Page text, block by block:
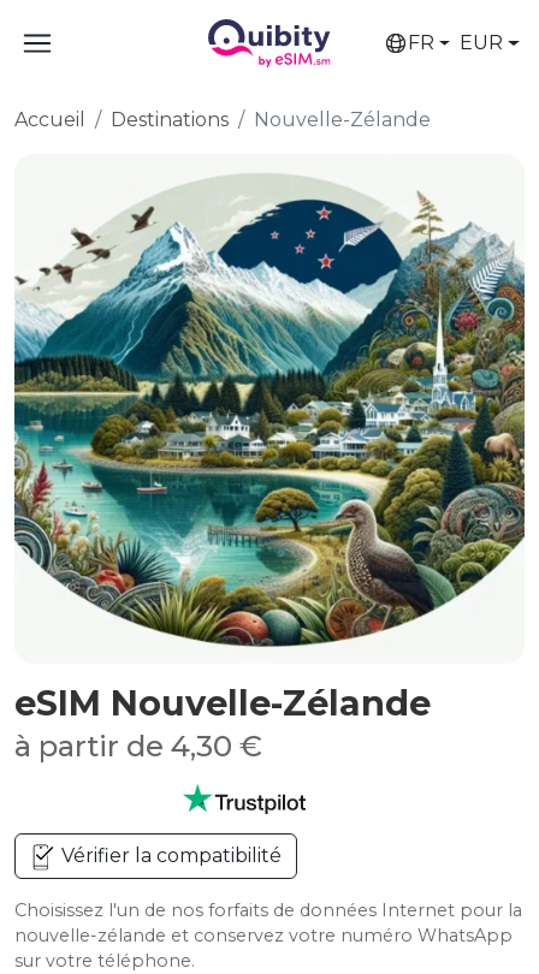
FR EUR
Accueil Destinations Nouvelle-Zélande
eSIM Nouvelle-Zélande
à partir de 4,30 €
Vérifier la compatibilité
Choisissez l'un de nos forfaits de données Internet pour la
nouvelle-zélande et conservez votre numéro WhatsApp
sur votre téléphone.